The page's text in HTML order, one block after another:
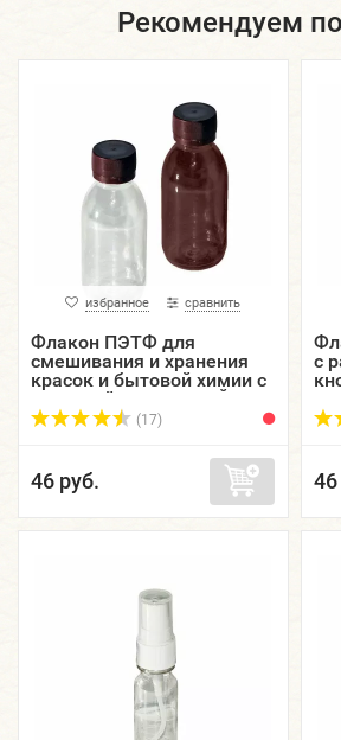
Рекомендуем
избранное сравнить
Флакон ПЭТФ для
смешивания и хранения
красок и бытовой химии с
крышкой, 125 мл. ГАЙ-К.
(17)
46 руб.
с
46